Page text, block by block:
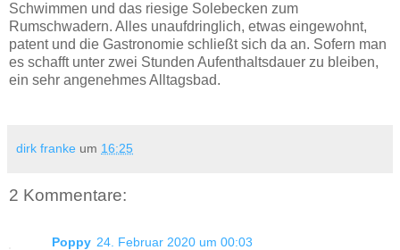
Schwimmen und das riesige Solebecken zum
Rumschwadern. Alles unaufdringlich, etwas eingewohnt,
patent und die Gastronomie schließt sich da an. Sofern man
es schafft unter zwei Stunden Aufenthaltsdauer zu bleiben,
ein sehr angenehmes Alltagsbad.
dirk franke um 16:25
2 Kommentare:
Poppy 24. Februar 2020 um 00:03